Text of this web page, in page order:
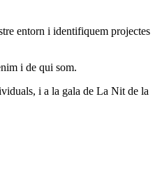
entorn i identifiquem projectes
i de qui som.
i a la gala de La Nit de la